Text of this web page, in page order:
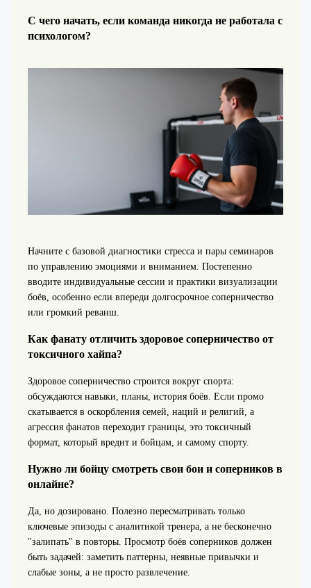
С чего начать, если команда никогда не работала с
психологом?
Начните с базовой диагностики стресса и пары семинаров
по управлению эмоциями и вниманием. Постепенно
вводите индивидуальные сессии и практики визуализации
боёв, особенно если впереди долгосрочное соперничество
или громкий реванш.
Как фанату отличить здоровое соперничество от
токсичного хайпа?
Здоровое соперничество строится вокруг спорта:
обсуждаются навыки, планы, история боёв. Если промо
скатывается в оскорбления семей, наций и религий, а
агрессия фанатов переходит границы, это токсичный
формат, который вредит и бойцам, и самому спорту.
Нужно ли бойцу смотреть свои бои и соперников в
онлайне?
Да, но дозировано. Полезно пересматривать только
ключевые эпизоды с аналитикой тренера, а не бесконечно
"залипать" в повторы. Просмотр боёв соперников должен
быть задачей: заметить паттерны, неявные привычки и
слабые зоны, а не просто развлечение.